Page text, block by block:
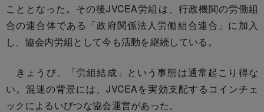
こととなった。その後JVCEA労組は、行政機関の労働組
合の連合体である「政府関係法人労働組合連合」に加入
し、協会内労組として今も活動を継続している。
きょうび、「労組結成」という事態は通常起こり得な
い。混迷の背景には、JVCEAを実効支配するコインチェ
ックによるいびつな協会運営があった。